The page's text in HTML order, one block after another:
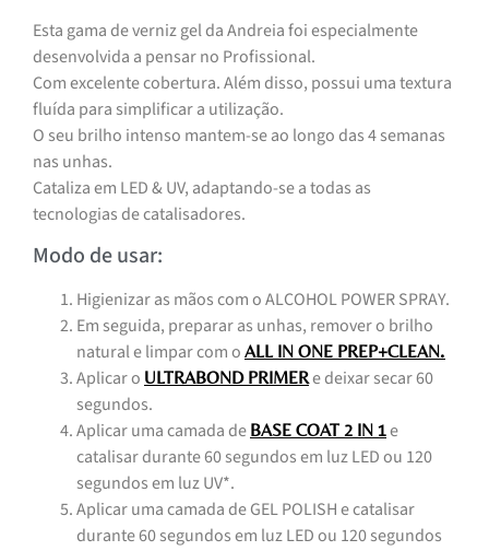
Esta gama de verniz gel da Andreia foi especialmente
desenvolvida a pensar no Profissional.
Com excelente cobertura. Além disso, possui uma textura
fluída para simplificar a utilização.
O seu brilho intenso mantem-se ao longo das 4 semanas
nas unhas.
Cataliza em LED & UV, adaptando-se a todas as
tecnologias de catalisadores.
Modo de usar:
Higienizar as mãos com o ALCOHOL POWER SPRAY.
Em seguida, preparar as unhas, remover o brilho
natural e limpar com o ALL IN ONE PREP+CLEAN.
Aplicar o ULTRABOND PRIMERe deixar secar 60
segundos.
Aplicar uma camada de BASE COAT 2 IN 1e
catalisar durante 60 segundos em luz LED ou 120
segundos em luz UV*.
Aplicar uma camada de GEL POLISH e catalisar
durante 60 segundos em luz LED ou 120 segundos